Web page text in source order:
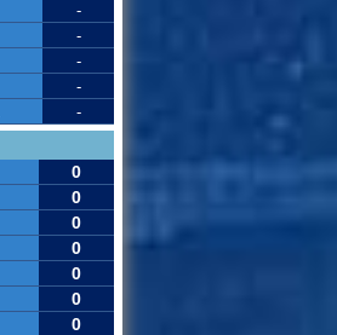
-
-
-
-
-
0
0
0
0
0
0
0